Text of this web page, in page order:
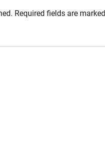
Required fields are marked